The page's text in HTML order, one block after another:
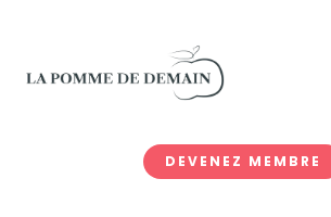
DEVENEZ MEMBRE